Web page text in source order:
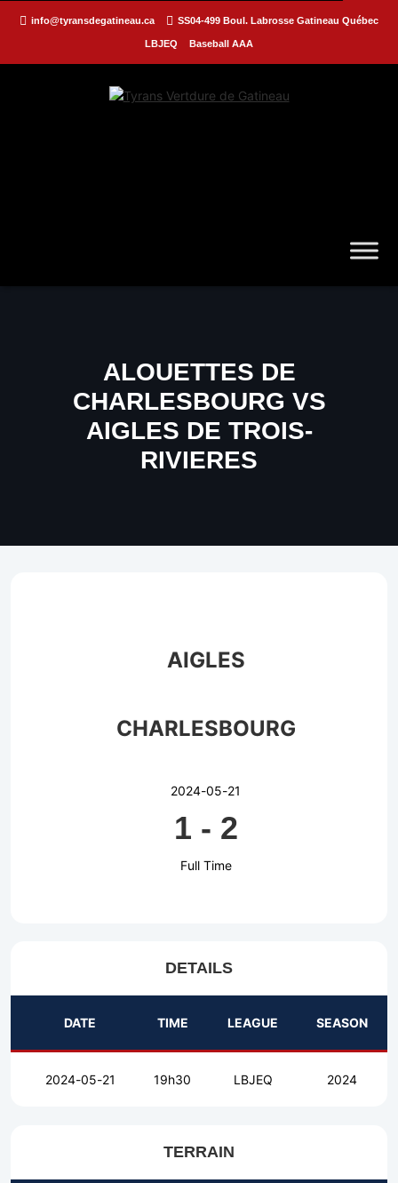
info@tyransdegatineau.ca SS04-499 Boul. Labrosse Gatineau Québec
LBJEQ Baseball AAA
ALOUETTES DE
CHARLESBOURG VS
AIGLES DE TROIS-
RIVIERES
AIGLES
CHARLESBOURG
2024-05-21
1 - 2
Full Time
DETAILS
DATE TIME LEAGUE SEASON
2024-05-21 19h30 LBJEQ 2024
TERRAIN